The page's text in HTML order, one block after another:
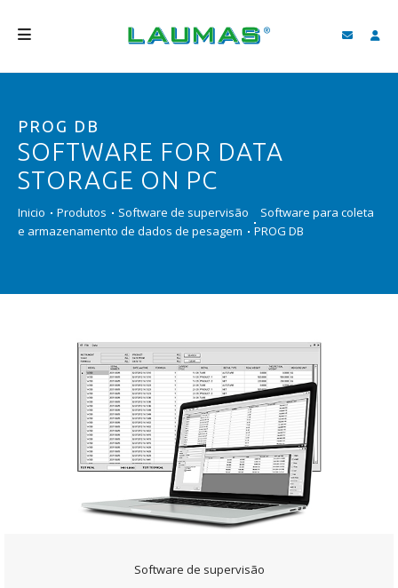
PRODUTOS
SERVIÇOS
VIDEOS
PORTUGUÊS
PROG DB
SOFTWARE FOR DATA
STORAGE ON PC
Inicio Produtos Software de supervisão
Software para coleta
e armazenamento de dados de pesagem
PROG DB
Software de supervisão